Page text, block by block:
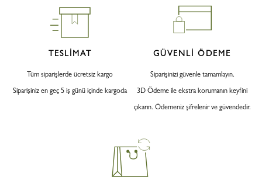
TESLİMAT
Tüm siparişlerde ücretsiz kargo
Siparişiniz en geç 5 iş günü içinde kargoda
GÜVENLİ ÖDEME
Siparişinizi güvenle tamamlayın.
3D Ödeme ile ekstra korumanın keyfini
çıkarın. Ödemeniz şifrelenir ve güvendedir.